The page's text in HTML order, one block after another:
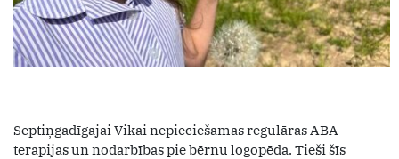
Septiņgadīgajai Vikai nepieciešamas regulāras ABA
terapijas un nodarbības pie bērnu logopēda. Tieši šīs